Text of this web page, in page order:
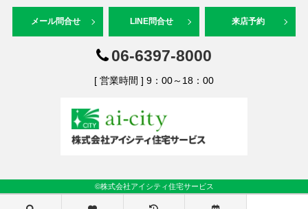
メール問合せ LINE問合せ 来店予約
06-6397-8000
[ 営業時間 ] 9：00～18：00
©株式会社アイシティ住宅サービス